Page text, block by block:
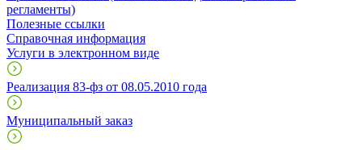
регламенты)
Полезные ссылки
Справочная информация
Услуги в электронном виде
Реализация 83-фз от 08.05.2010 года
Муниципальный заказ